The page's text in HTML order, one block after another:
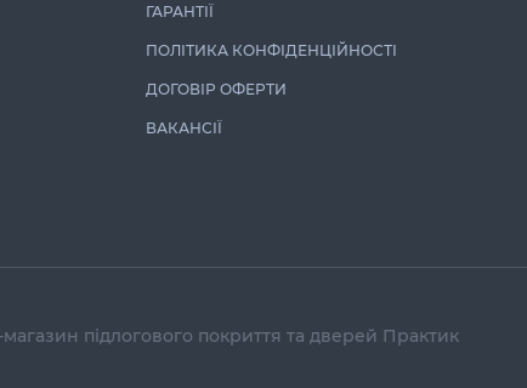
ГАРАНТІЇ
ПОЛІТИКА КОНФІДЕНЦІЙНОСТІ
ДОГОВІР ОФЕРТИ
ВАКАНСІЇ
підлогового покриття та дверей Практик